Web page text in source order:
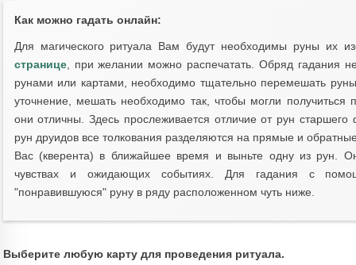
Как можно гадать онлайн:
Для магического ритуала Вам будут необходимы руны их
странице, при желании можно распечатать. Обряд гадания
рунами или картами, необходимо тщательно перемешать
уточнение, мешать необходимо так, чтобы могли получиться
они отличны. Здесь прослеживается отличие от рун
рун друидов все толкования разделяются на прямые и
Вас (кверента) в ближайшее время и выньте одну из рун.
чувствах и ожидающих событиях. Для гадания с
"понравившуюся" руну в ряду расположенном чуть ниже.
Выберите любую карту для проведения ритуала.